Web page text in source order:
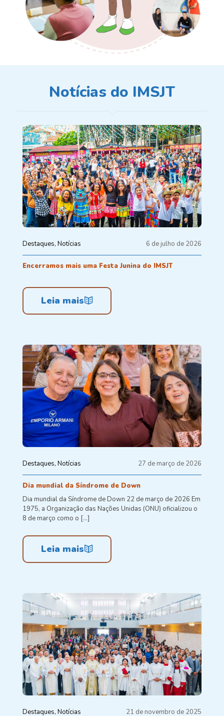
Notícias do IMSJT
Destaques Notícias 6 de julho de 2026
Encerramos mais uma Festa Junina do IMSJT
Leia mais
Destaques Notícias 27 de março de 2026
Dia mundial da Síndrome de Down
Dia mundial da Síndrome de Down 22 de março de 2026 Em
1975, a Organização das Nações Unidas (ONU) oficializou o
8 de março como o […]
Leia mais
Destaques Notícias 21 de novembro de 2025